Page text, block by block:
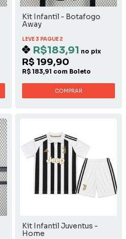
Kit Infantil - Botafogo
Away
LEVE 3 PAGUE 2
R$183,91 no pix
R$ 199,90
R$ 183,91 com Boleto
COMPRAR
Kit Infantil Juventus -
Home